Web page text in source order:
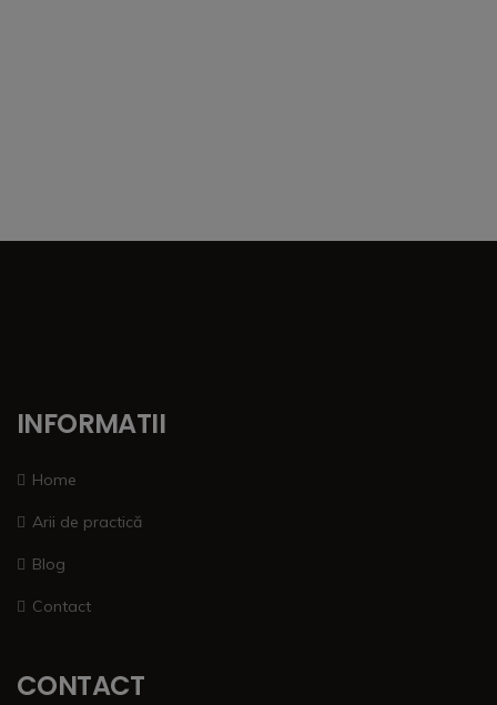
INFORMATII
Home
Arii de practică
Blog
Contact
CONTACT